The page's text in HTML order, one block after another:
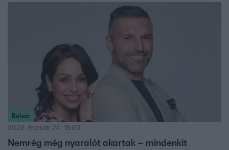
Bulvár
2026. február 24. 18:00
Nemrég még nyaralót akartak – mindenkit